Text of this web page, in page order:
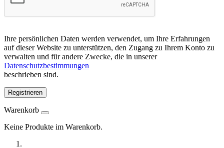
Ihre persönlichen Daten werden verwendet, um Ihre Erfahrungen
auf dieser Website zu unterstützen, den Zugang zu Ihrem Konto zu
verwalten und für andere Zwecke, die in unserer
Datenschutzbestimmungen
beschrieben sind.
Registrieren
Warenkorb
Keine Produkte im Warenkorb.